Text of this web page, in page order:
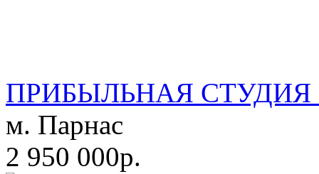
ПРИБЫЛЬНАЯ СТУДИЯ
м. Парнас
2 950 000р.